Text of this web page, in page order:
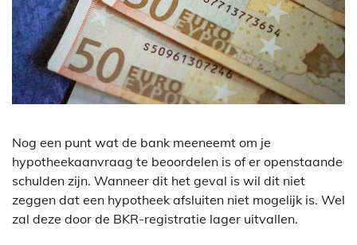
Nog een punt wat de bank meeneemt om je
hypotheekaanvraag te beoordelen is of er openstaande
schulden zijn. Wanneer dit het geval is wil dit niet
zeggen dat een hypotheek afsluiten niet mogelijk is. Wel
zal deze door de BKR-registratie lager uitvallen.